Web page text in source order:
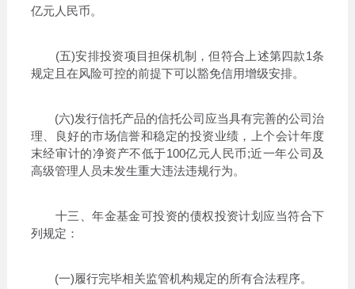
亿元人民币。
(五)安排投资项目担保机制，但符合上述第四款1条
规定且在风险可控的前提下可以豁免信用增级安排。
(六)发行信托产品的信托公司应当具有完善的公司治
理、良好的市场信誉和稳定的投资业绩，上个会计年度
末经审计的净资产不低于100亿元人民币;近一年公司及
高级管理人员未发生重大违法违规行为。
十三、年金基金可投资的债权投资计划应当符合下
列规定：
(一)履行完毕相关监管机构规定的所有合法程序。